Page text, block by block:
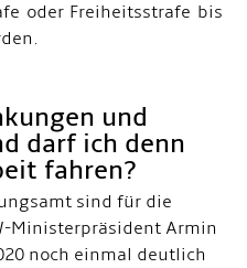
oder Freiheitsstrafe bis
und
darf ich denn
fahren?
sind für die
Ministerpräsident Armin
noch einmal deutlich